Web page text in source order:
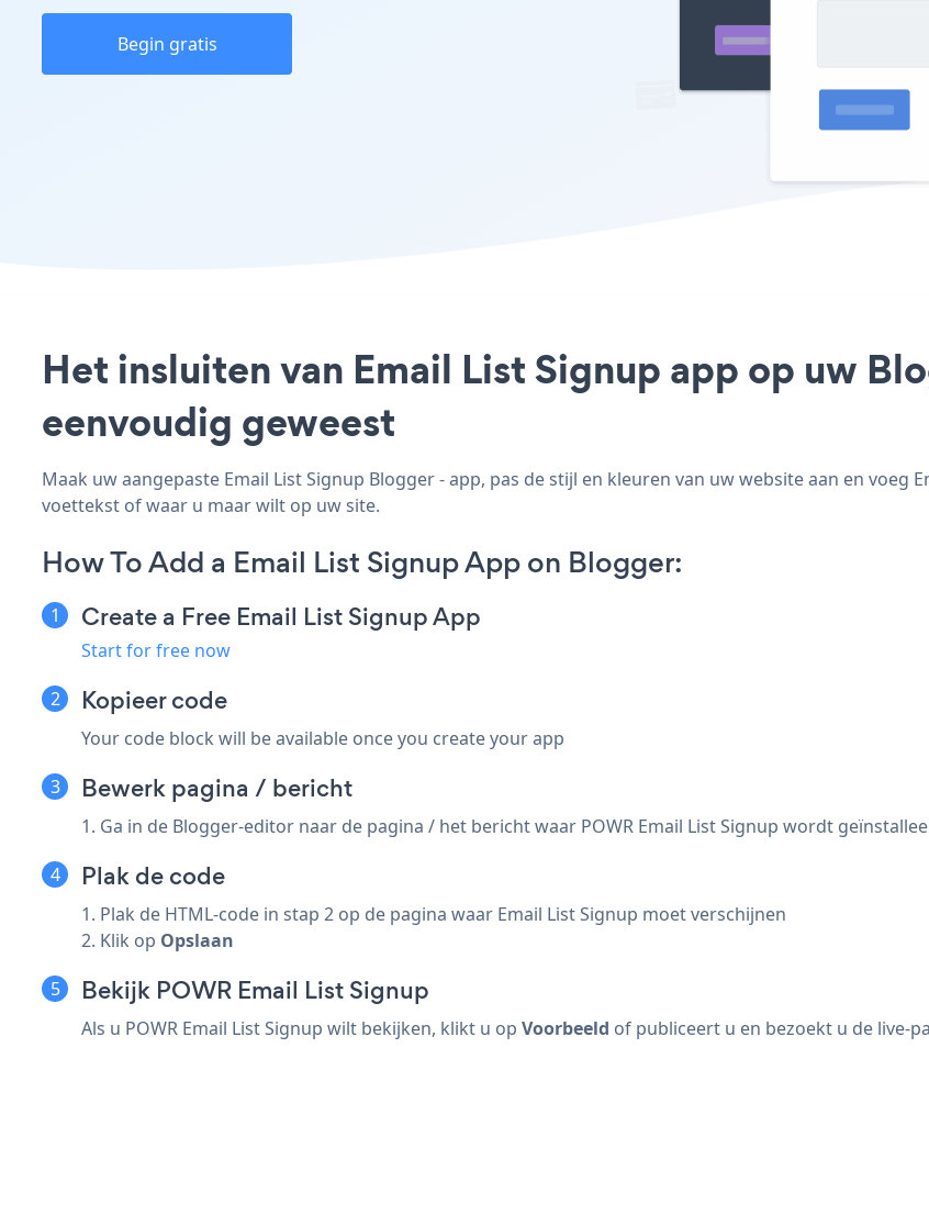
Begin gratis
Het insluiten van Email List Signup app op uw
eenvoudig geweest
Maak uw aangepaste Email List Signup Blogger - app, pas de stijl en kleuren van uw website aan en voeg
voettekst of waar u maar wilt op uw site.
How To Add a Email List Signup App on Blogger:
Create a Free Email List Signup App
Start for free now
Kopieer code
Your code block will be available once you create your app
Bewerk pagina / bericht
1. Ga in de Blogger-editor naar de pagina / het bericht waar POWR Email List Signup wordt
Plak de code
1. Plak de HTML-code in stap 2 op de pagina waar Email List Signup moet verschijnen
2. Klik op Opslaan
Bekijk POWR Email List Signup
Als u POWR Email List Signup wilt bekijken, klikt u op Voorbeeld of publiceert u en bezoekt u de live-